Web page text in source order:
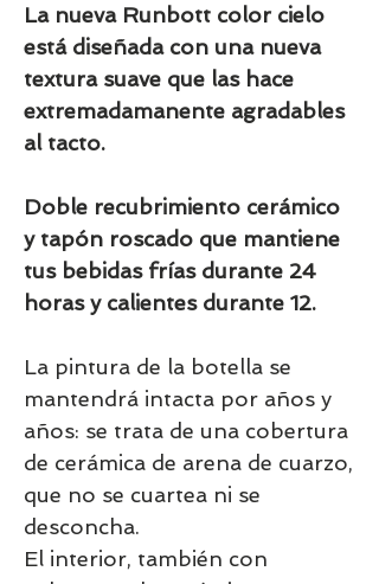
La nueva Runbott color cielo
está diseñada con una nueva
textura suave que las hace
extremadamanente agradables
al tacto.
Doble recubrimiento cerámico
y tapón roscado que mantiene
tus bebidas frías durante 24
horas y calientes durante 12.
La pintura de la botella se
mantendrá intacta por años y
años: se trata de una cobertura
de cerámica de arena de cuarzo,
que no se cuartea ni se
desconcha.
El interior, también con